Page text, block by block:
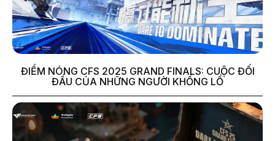
ĐIỂM NÓNG CFS 2025 GRAND FINALS: CUỘC ĐỐI
ĐẦU CỦA NHỮNG NGƯỜI KHỔNG LỒ